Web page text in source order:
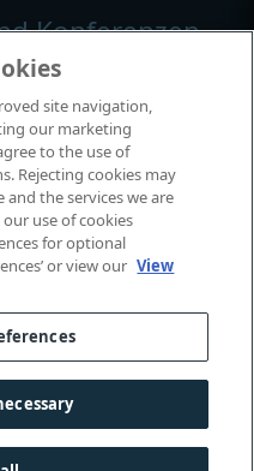
Konferenzen
vorbehalten.
und Compliance
site navigation,
our marketing
to the use of
Rejecting cookies may
the services we are
use of cookies
for optional
or view our View